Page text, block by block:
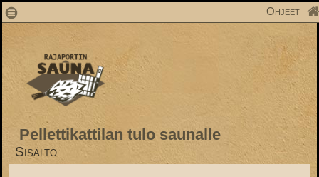
1 Ohjeet
Pellettikattilan tulo saunalle
Sisältö